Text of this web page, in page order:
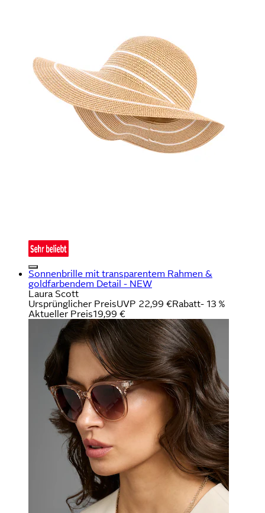
Sonnenbrille mit transparentem Rahmen &
goldfarbendem Detail - NEW
Laura Scott
Ursprünglicher PreisUVP 22,99 €Rabatt- 13 %
Aktueller Preis19,99 €